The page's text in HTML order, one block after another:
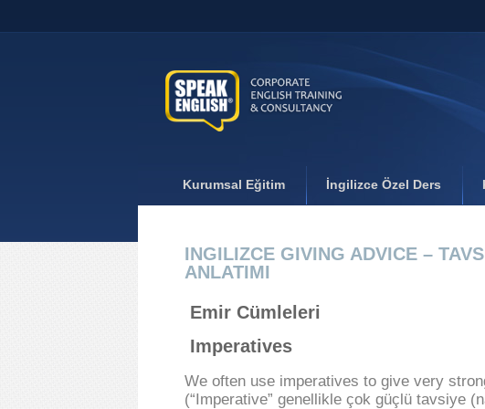
Kurumsal Eğitim İngilizce Özel Ders
INGILIZCE GIVING ADVICE –
ANLATIMI
Emir Cümleleri
Imperatives
We often use imperatives to give very
(“Imperative” genellikle çok güçlü tavsiye